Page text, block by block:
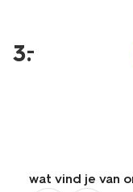
3.
–
wat vind je van